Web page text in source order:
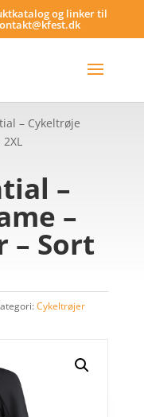
og linker til
– Cykeltrøje
–
–
– Sort
Cykeltrøjer